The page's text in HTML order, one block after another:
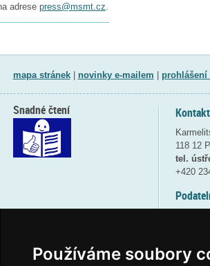
Používáme soubory
adrese press@msmt.cz
mapa stránek| novinky e-mailem
118 12
tel.
+420
Snadné čtení